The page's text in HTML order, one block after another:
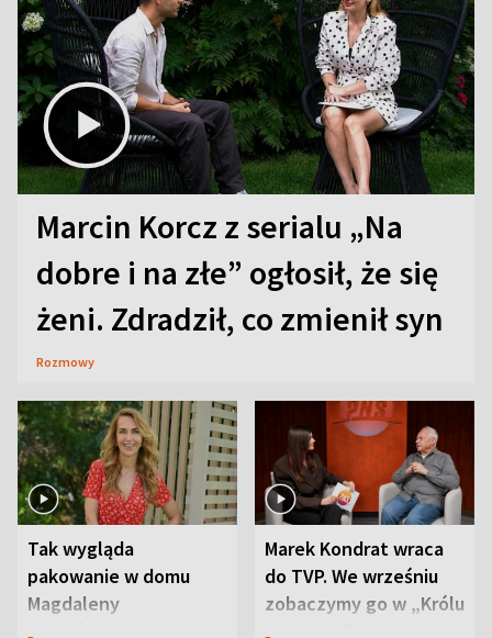
Marcin Korcz z serialu „Na
dobre i na złe” ogłosił, że się
żeni. Zdradził, co zmienił syn
Rozmowy
Tak wygląda
pakowanie w domu
Magdaleny
Waligórskiej-Lisieckiej.
Marek Kondrat wraca
do TVP. We wrześniu
zobaczymy go w „Królu
Maciusiu I”